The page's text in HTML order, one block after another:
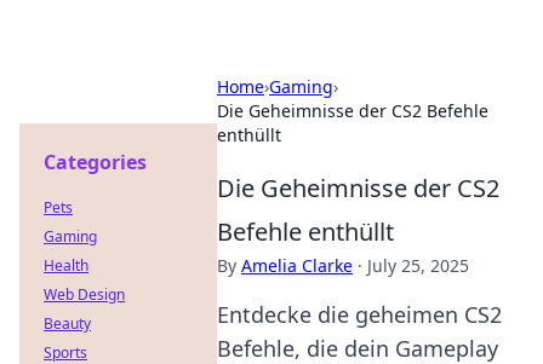
Home›Gaming›
Die Geheimnisse der CS2 Befehle
enthüllt
Die Geheimnisse der CS2
Befehle enthüllt
By Amelia Clarke · July 25, 2025
Entdecke die geheimen CS2
Befehle, die dein Gameplay
Categories
Pets
Gaming
Health
Web Design
Beauty
Sports